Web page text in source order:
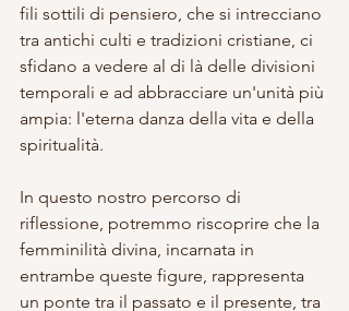
fili sottili di pensiero, che si intrecciano
tra antichi culti e tradizioni cristiane, ci
sfidano a vedere al di là delle divisioni
temporali e ad abbracciare un'unità più
ampia: l'eterna danza della vita e della
spiritualità.
In questo nostro percorso di
riflessione, potremmo riscoprire che la
femminilità divina, incarnata in
entrambe queste figure, rappresenta
un ponte tra il passato e il presente, tra